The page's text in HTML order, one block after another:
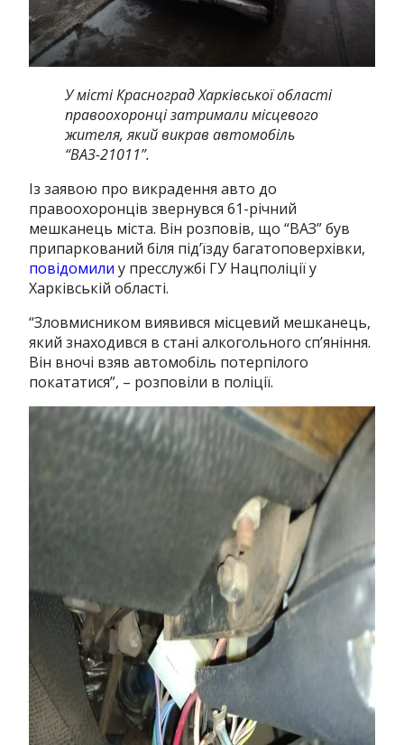
У місті Красноград Харківської області
правоохоронці затримали місцевого
жителя, який викрав автомобіль
“ВАЗ-21011”.
Із заявою про викрадення авто до
правоохоронців звернувся 61-річний
мешканець міста. Він розповів, що “ВАЗ” був
припаркований біля під’їзду багатоповерхівки,
повідомили у пресслужбі ГУ Нацполіції у
Харківській області.
“Зловмисником виявився місцевий мешканець,
який знаходився в стані алкогольного сп’яніння.
Він вночі взяв автомобіль потерпілого
покататися”, – розповіли в поліції.